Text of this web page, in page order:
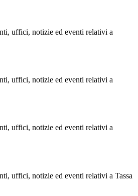
uffici, notizie ed eventi relativi a
uffici, notizie ed eventi relativi a
uffici, notizie ed eventi relativi a
uffici, notizie ed eventi relativi a Tassa